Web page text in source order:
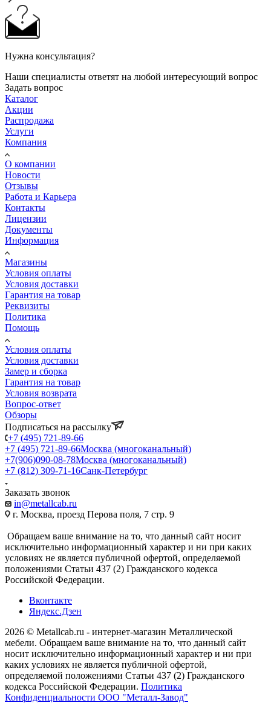
Нужна консультация?
Наши специалисты ответят на любой интересующий вопрос
Задать вопрос
Каталог
Акции
Распродажа
Услуги
Компания
О компании
Новости
Отзывы
Работа и Карьера
Контакты
Лицензии
Документы
Информация
Магазины
Условия оплаты
Условия доставки
Гарантия на товар
Реквизиты
Политика
Помощь
Условия оплаты
Условия доставки
Замер и сборка
Гарантия на товар
Условия возврата
Вопрос-ответ
Обзоры
Подписаться на рассылку
+7 (495) 721-89-66
+7 (495) 721-89-66Москва (многоканальный)
+7(906)090-08-78Москва (многоканальный)
+7 (812) 309-71-16Санк-Петербург
Заказать звонок
in@metallcab.ru
г. Москва, проезд Перова поля, 7 стр. 9
Обращаем ваше внимание на то, что данный сайт носит
исключительно информационный характер и ни при каких
условиях не является публичной офертой, определяемой
положениями Статьи 437 (2) Гражданского кодекса
Российской Федерации.
Вконтакте
Яндекс.Дзен
2026 © Metallcab.ru - интернет-магазин Металлической
мебели. Обращаем ваше внимание на то, что данный сайт
носит исключительно информационный характер и ни при
каких условиях не является публичной офертой,
определяемой положениями Статьи 437 (2) Гражданского
кодекса Российской Федерации. Политика
Конфиденциальности ООО "Металл-Завод"